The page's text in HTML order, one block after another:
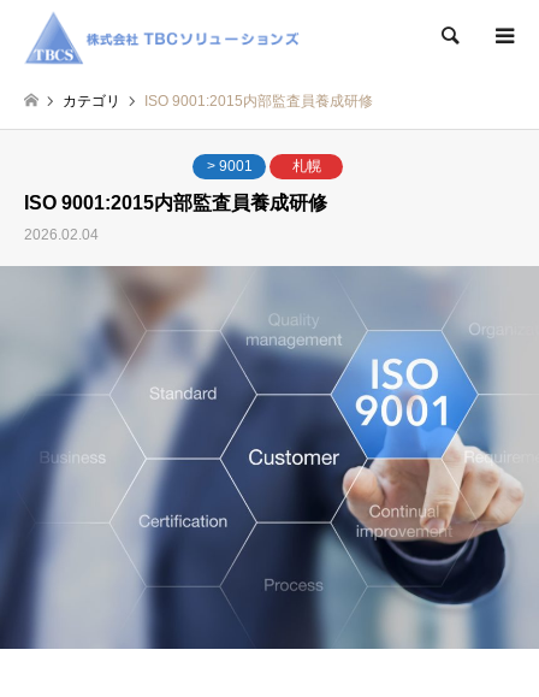
検索
カテゴリ ISO 9001:2015内部監査員養成研修
> 9001 札幌
ISO 9001:2015内部監査員養成研修
2026.02.04